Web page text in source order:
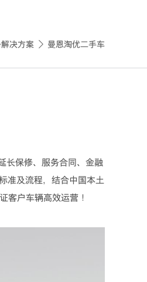
决方案  曼恩淘优二手车
长保修、服务合同、金融
准及流程，结合中国本土
客户车辆高效运营！